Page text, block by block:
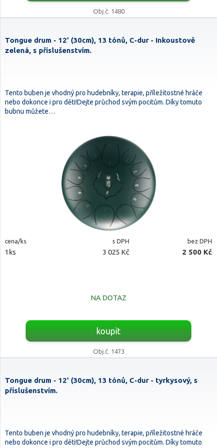
Obj.č. 1480
Tongue drum - 12' (30cm), 13 tónů, C-dur - Inkoustově
zelená, s příslušenstvím.
Tento buben je vhodný pro hudebníky, terapie, příležitostné hráče
nebo dokonce i pro děti!Dejte průchod svým pocitům. Díky tomuto
bubnu můžete…
cena/ks s DPH bez DPH
1ks 3 025 Kč 2 500 Kč
NA DOTAZ
koupit
Obj.č. 1473
Tongue drum - 12' (30cm), 13 tónů, C-dur - tyrkysový, s
příslušenstvím.
Tento buben je vhodný pro hudebníky, terapie, příležitostné hráče
nebo dokonce i pro děti!Dejte průchod svým pocitům. Díky tomuto